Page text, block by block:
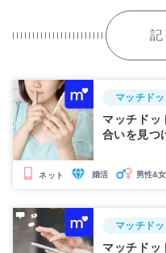
マッチド
マッチドッ
合いを見つ
ネット 婚活 男性&
マッチド
マッチドッ